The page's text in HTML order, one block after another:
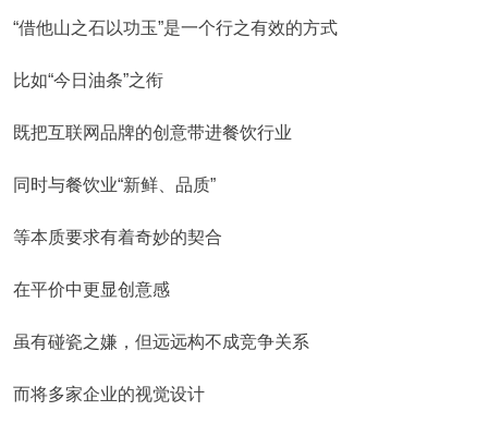
“借他山之石以功玉”是一个行之有效的方式
比如“今日油条”之衔
既把互联网品牌的创意带进餐饮行业
同时与餐饮业“新鲜、品质”
等本质要求有着奇妙的契合
在平价中更显创意感
虽有碰瓷之嫌，但远远构不成竞争关系
而将多家企业的视觉设计